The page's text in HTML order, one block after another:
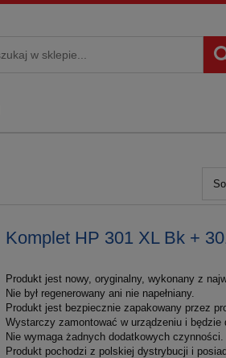
Komplet HP 301 XL Bk +
Produkt jest nowy, oryginalny, wykonany z
Nie był regenerowany ani nie napełniany.
Produkt jest bezpiecznie zapakowany przez
Wystarczy zamontować w urządzeniu i będzie
Nie wymaga żadnych dodatkowych czynności.
Produkt pochodzi z polskiej dystrybucji i